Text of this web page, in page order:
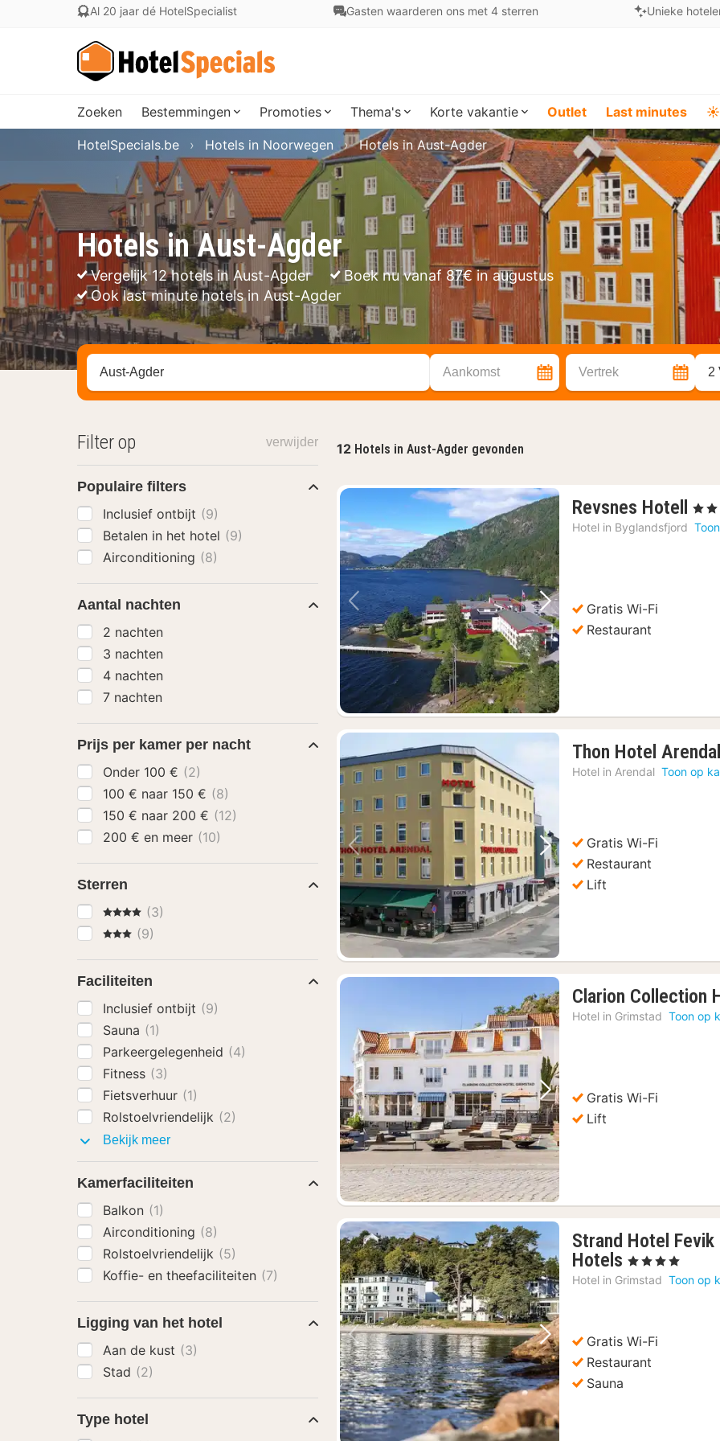
Al 20 jaar dé HotelSpecialist Gasten waarderen ons met 4 sterren Unieke
Zoeken Bestemmingen Promoties Thema's Korte vakantie Outlet Last minutes ☀️
Hotels in Aust-Agder
Vergelijk 12 hotels in Aust-Agder
Boek nu vanaf 87€ in augustus
Ook last minute hotels in Aust-Agder
HotelSpecials.be Hotels in Noorwegen Hotels in Aust-Agder
Zoek op hotel, regio of stad Aankomst Vertrek 2
12 Hotels in Aust-Agder gevonden
Vorige foto Volgende foto
Revsnes Hotell
1
, 3
Hotel in Byglandsfjord
Gratis Wi-Fi
Restaurant
Vorige foto Volgende foto
Thon Hotel Arendal
Hotel in Arendal Toon op
Gratis Wi-Fi
Restaurant
Lift
Vorige foto Volgende foto
Clarion Collection
Hotel in Grimstad Toon op
Gratis Wi-Fi
Lift
Vorige foto Volgende foto
Strand Hotel
Hotels 1
nacht
€
, 4 Sterren
Hotel in Grimstad Toon op
Gratis Wi-Fi
Restaurant
Sauna
Filter op verwijder
Populaire filters
Inclusief ontbijt (9)
Betalen in het hotel (9)
Airconditioning (8)
Aantal nachten
2 nachten
3 nachten
4 nachten
7 nachten
Prijs per kamer per nacht
Onder 100 € (2)
100 € naar 150 € (8)
150 € naar 200 € (12)
200 € en meer (10)
Sterren
4 Sterren
(3)
3 Sterren
(9)
Faciliteiten
Inclusief ontbijt (9)
Sauna (1)
Parkeergelegenheid (4)
Fitness (3)
Fietsverhuur (1)
Rolstoelvriendelijk (2)
Bekijk meerFaciliteiten
Kamerfaciliteiten
Balkon (1)
Airconditioning (8)
Rolstoelvriendelijk (5)
Koffie- en theefaciliteiten (7)
Ligging van het hotel
Aan de kust (3)
Stad (2)
Type hotel